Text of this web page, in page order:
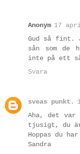
Anonym 17
Gud så fint.
sån som de
inte på ett
Svara
sveas punkt.
Aha, det var
tjusigt, du
Hoppas du
Sandra